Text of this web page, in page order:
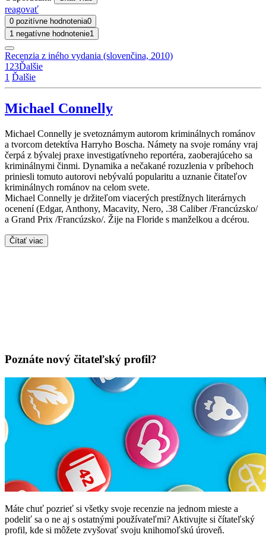
reagovať
0 pozitívne hodnotenia0
1 negatívne hodnotenie1
Recenzia z iného vydania (slovenčina, 2010)
123Ďalšie
1 Ďalšie
Michael Connelly
Michael Connelly je svetoznámym autorom kriminálnych románov
a tvorcom detektíva Harryho Boscha. Námety na svoje romány vraj
čerpá z bývalej praxe investigatívneho reportéra, zaoberajúceho sa
kriminálnymi činmi. Dynamika a nečakané rozuzlenia v príbehoch
priniesli tomuto autorovi nebývalú popularitu a uznanie čitateľov
kriminálnych románov na celom svete.
Michael Connelly je držiteľom viacerých prestížnych literárnych
ocenení (Edgar, Anthony, Macavity, Nero, .38 Caliber /Francúzsko/
a Grand Prix /Francúzsko/. Žije na Floride s manželkou a dcérou.
Čítať viac
Poznáte nový čitateľský profil?
Máte chuť pozrieť si všetky svoje recenzie na jednom mieste a
podeliť sa o ne aj s ostatnými používateľmi? Aktivujte si čítateľský
profil, kde si môžete zvyšovať svoju knihomoľskú úroveň.